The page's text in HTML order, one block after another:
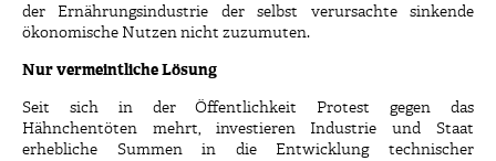
der Ernährungsindustrie der selbst verursachte sinkende
ökonomische Nutzen nicht zuzumuten.
Nur vermeintliche Lösung
Seit sich in der Öffentlichkeit Protest gegen das
Hähnchentöten mehrt, investieren Industrie und Staat
erhebliche Summen in die Entwicklung technischer